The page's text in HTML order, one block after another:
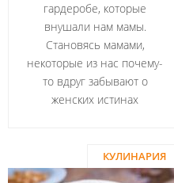
гардеробе, которые
внушали нам мамы.
Становясь мамами,
некоторые из нас почему-
то вдруг забывают о
женских истинах
КУЛИНАРИЯ